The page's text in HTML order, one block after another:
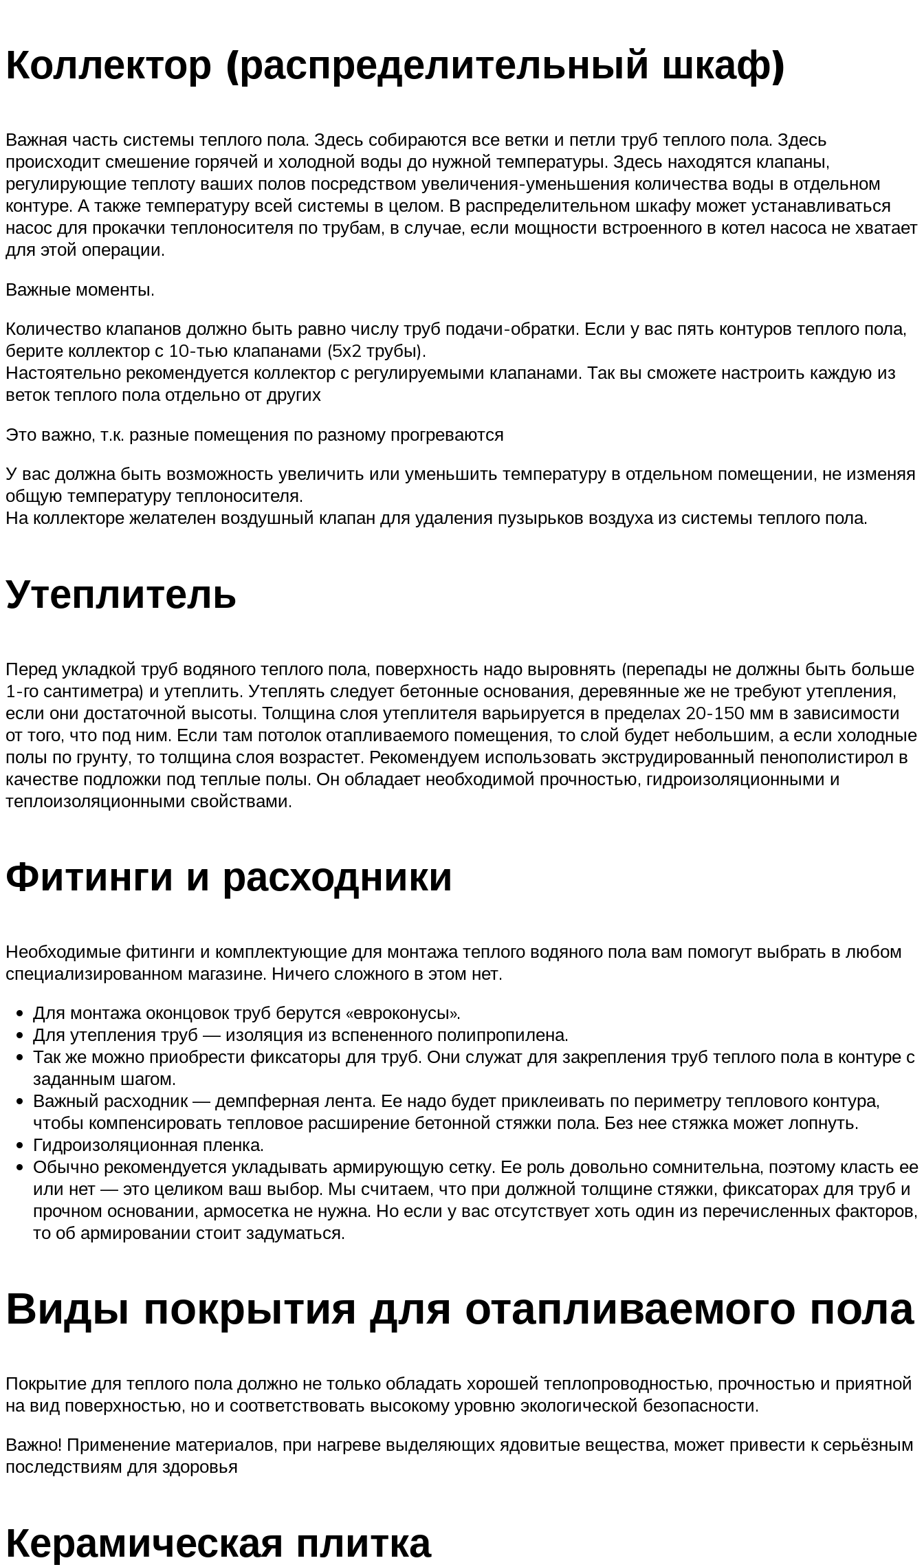
Коллектор (распределительный шкаф)
Важная часть системы теплого пола. Здесь собираются все ветки и петли труб теплого пола. Здесь
происходит смешение горячей и холодной воды до нужной температуры. Здесь находятся клапаны,
регулирующие теплоту ваших полов посредством увеличения-уменьшения количества воды в отдельном
контуре. А также температуру всей системы в целом. В распределительном шкафу может устанавливаться
насос для прокачки теплоносителя по трубам, в случае, если мощности встроенного в котел насоса не хватает
для этой операции.
Важные моменты.
Количество клапанов должно быть равно числу труб подачи-обратки. Если у вас пять контуров теплого пола,
берите коллектор с 10-тью клапанами (5х2 трубы).
Настоятельно рекомендуется коллектор с регулируемыми клапанами. Так вы сможете настроить каждую из
веток теплого пола отдельно от других
Это важно, т.к. разные помещения по разному прогреваются
У вас должна быть возможность увеличить или уменьшить температуру в отдельном помещении, не изменяя
общую температуру теплоносителя.
На коллекторе желателен воздушный клапан для удаления пузырьков воздуха из системы теплого пола.
Утеплитель
Перед укладкой труб водяного теплого пола, поверхность надо выровнять (перепады не должны быть больше
1-го сантиметра) и утеплить. Утеплять следует бетонные основания, деревянные же не требуют утепления,
если они достаточной высоты. Толщина слоя утеплителя варьируется в пределах 20-150 мм в зависимости
от того, что под ним. Если там потолок отапливаемого помещения, то слой будет небольшим, а если холодные
полы по грунту, то толщина слоя возрастет. Рекомендуем использовать экструдированный пенополистирол в
качестве подложки под теплые полы. Он обладает необходимой прочностью, гидроизоляционными и
теплоизоляционными свойствами.
Фитинги и расходники
Необходимые фитинги и комплектующие для монтажа теплого водяного пола вам помогут выбрать в любом
специализированном магазине. Ничего сложного в этом нет.
Для монтажа оконцовок труб берутся «евроконусы».
Для утепления труб — изоляция из вспененного полипропилена.
Так же можно приобрести фиксаторы для труб. Они служат для закрепления труб теплого пола в контуре с
заданным шагом.
Важный расходник — демпферная лента. Ее надо будет приклеивать по периметру теплового контура,
чтобы компенсировать тепловое расширение бетонной стяжки пола. Без нее стяжка может лопнуть.
Гидроизоляционная пленка.
Обычно рекомендуется укладывать армирующую сетку. Ее роль довольно сомнительна, поэтому класть ее
или нет — это целиком ваш выбор. Мы считаем, что при должной толщине стяжки, фиксаторах для труб и
прочном основании, армосетка не нужна. Но если у вас отсутствует хоть один из перечисленных факторов,
то об армировании стоит задуматься.
Виды покрытия для отапливаемого пола
Покрытие для теплого пола должно не только обладать хорошей теплопроводностью, прочностью и приятной
на вид поверхностью, но и соответствовать высокому уровню экологической безопасности.
Важно! Применение материалов, при нагреве выделяющих ядовитые вещества, может привести к серьёзным
последствиям для здоровья
Керамическая плитка